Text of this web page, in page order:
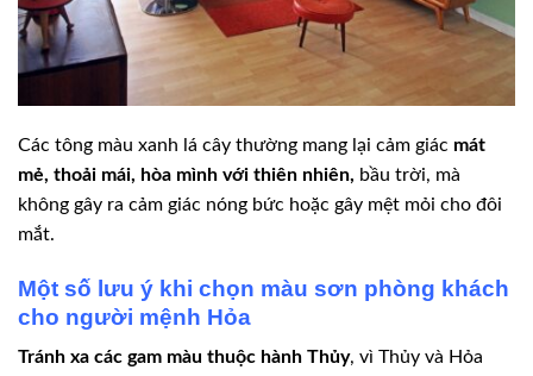
Các tông màu xanh lá cây thường mang lại cảm giác mát
mẻ, thoải mái, hòa mình với thiên nhiên, bầu trời, mà
không gây ra cảm giác nóng bức hoặc gây mệt mỏi cho đôi
mắt.
Một số lưu ý khi chọn màu sơn phòng khách
cho người mệnh Hỏa
Tránh xa các gam màu thuộc hành Thủy, vì Thủy và Hỏa